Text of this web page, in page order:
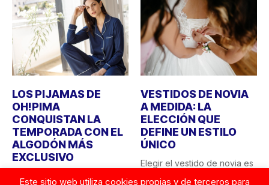
LOS PIJAMAS DE
OH!PIMA
CONQUISTAN LA
TEMPORADA CON EL
ALGODÓN MÁS
EXCLUSIVO
VESTIDOS DE NOVIA
A MEDIDA: LA
ELECCIÓN QUE
DEFINE UN ESTILO
ÚNICO
Elegir el vestido de novia es
Este sitio web utiliza cookies propias y de terceros para